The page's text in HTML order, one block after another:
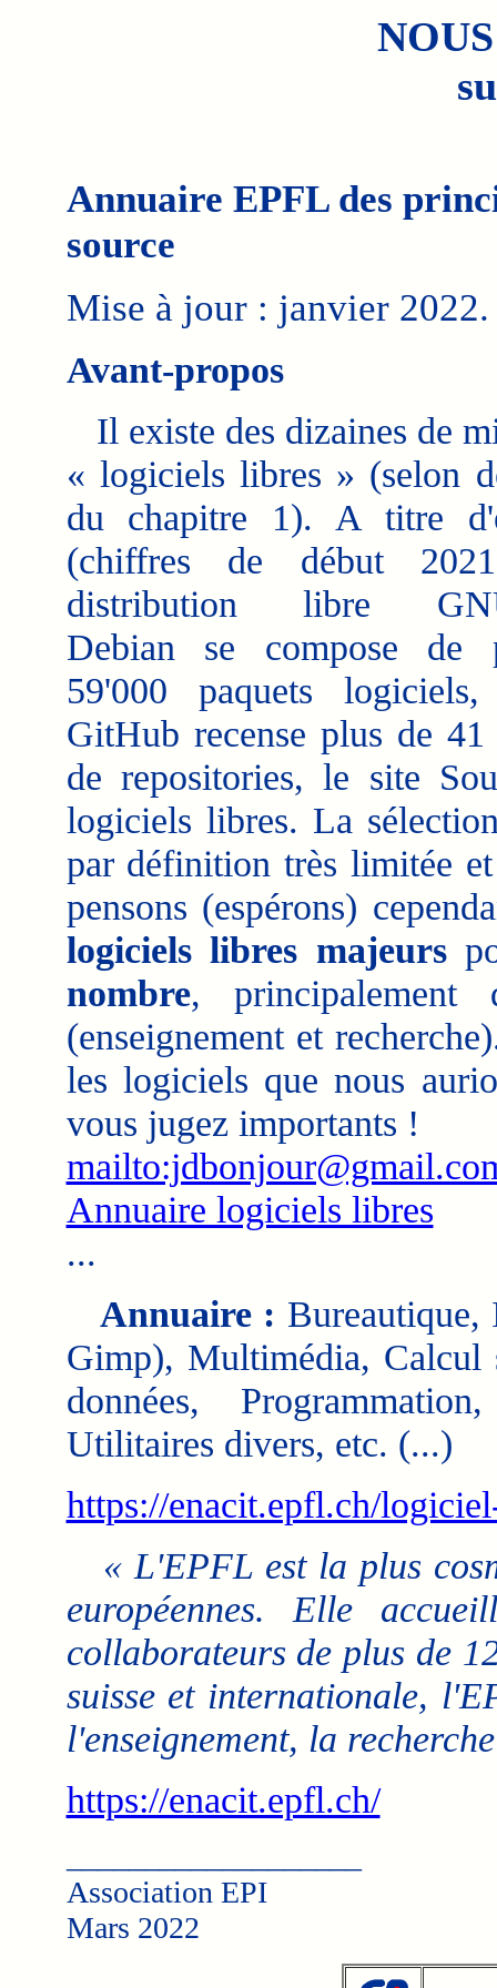
Annuaire EPFL des
source
Mise à jour : janvier 2022.
Avant-propos
Il existe des dizaines de
« logiciels libres » (selon
du chapitre 1). A titre
(chiffres de début
distribution libre
Debian se compose de
59'000 paquets
GitHub recense plus de
de repositories, le site
logiciels libres. La
par définition très limitée
pensons (espérons)
logiciels libres majeurs
nombre,
(enseignement et
les logiciels que nous
vous jugez importants !
Annuaire logiciels libres
...
Annuaire : Bureautique,
Gimp), Multimédia, Calcul
données,
Utilitaires divers, etc. (...)
https://enacit.epfl.ch/
« L'EPFL est la plus
européennes. Elle
collaborateurs de plus de
suisse et internationale,
l'enseignement, la
https://enacit.epfl.ch/
Association EPI
Mars 2022